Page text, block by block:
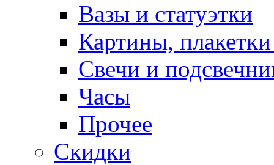
Вазы и статуэтки
Картины,
Свечи и
Часы
Прочее
Скидки